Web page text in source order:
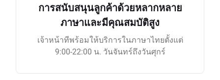
การสนับสนุนลูกค้าด้วยหลากหลาย
ภาษาและมีคุณสมบัติสูง
เจ้าหน้าทีพร้อมให้บริการในภาษาไทยตั้งแต่
9:00-22:00 น. วันจันทร์ถึงวันศุกร์